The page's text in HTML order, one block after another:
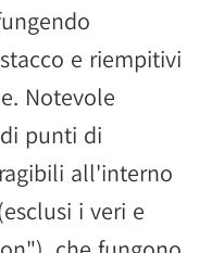
e riempitivi
Notevole
punti di
all'interno
i veri e